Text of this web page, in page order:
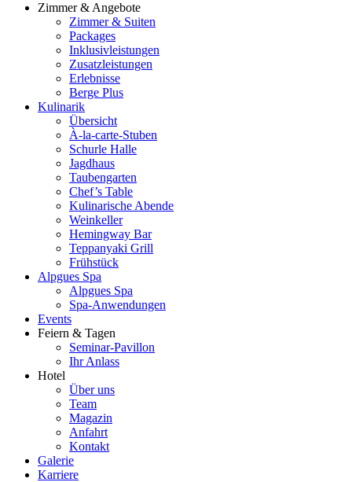
Zimmer & Angebote
Zimmer & Suiten
Packages
Inklusivleistungen
Zusatzleistungen
Erlebnisse
Berge Plus
Kulinarik
Übersicht
À-la-carte-Stuben
Schurle Halle
Jagdhaus
Taubengarten
Chef’s Table
Kulinarische Abende
Weinkeller
Hemingway Bar
Teppanyaki Grill
Frühstück
Alpgues Spa
Alpgues Spa
Spa-Anwendungen
Events
Feiern & Tagen
Seminar-Pavillon
Ihr Anlass
Hotel
Über uns
Team
Magazin
Anfahrt
Kontakt
Galerie
Karriere